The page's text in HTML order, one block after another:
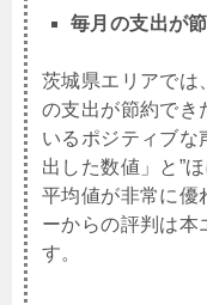
毎月の支出が
茨城県エリアでは
の支出が節約でき
いるポジティブな
出した数値」と”
平均値が非常に優
ーからの評判は本
す。